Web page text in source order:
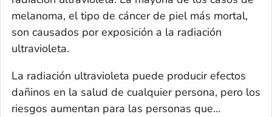
melanoma, el tipo de cáncer de piel más mortal,
son causados por exposición a la radiación
ultravioleta.
La radiación ultravioleta puede producir efectos
dañinos en la salud de cualquier persona, pero los
riesgos aumentan para las personas que...